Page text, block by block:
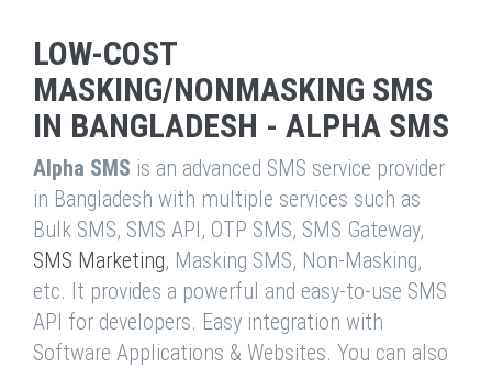
LOW-COST
MASKING/NONMASKING SMS
IN BANGLADESH - ALPHA SMS
Alpha SMS is an advanced SMS service provider
in Bangladesh with multiple services such as
Bulk SMS, SMS API, OTP SMS, SMS Gateway,
SMS Marketing, Masking SMS, Non-Masking,
etc. It provides a powerful and easy-to-use SMS
API for developers. Easy integration with
Software Applications & Websites. You can also